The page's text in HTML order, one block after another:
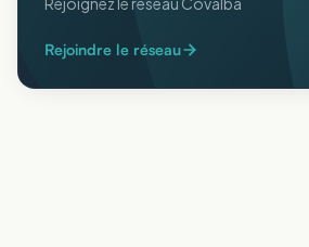
Rejoindre le réseau